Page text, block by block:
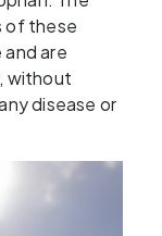
of these
are
without
disease or